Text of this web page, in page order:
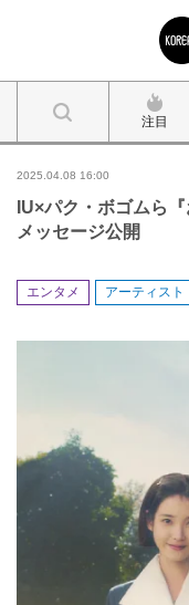
注目
2025.04.08 16:00
IU×パク・ボゴムら
メッセージ公開
エンタメ アーティスト